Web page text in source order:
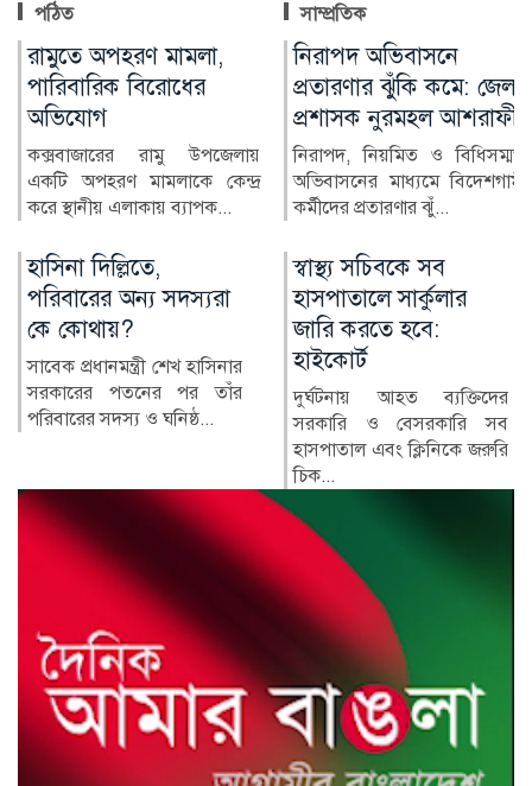
পঠিত সাম্প্রতিক
নিরাপদ অভিবাসনে
প্রতারণার ঝুঁকি কমে: জেলা
প্রশাসক নুরমহল আশরাফী
নিরাপদ, নিয়মিত ও বিধিসম্মত
অভিবাসনের মাধ্যমে বিদেশগামী
কর্মীদের প্রতারণার ঝুঁ...
মুন্সীগঞ্জে সাংবাদিকের
বিরুদ্ধে মামলার প্রতিবাদে
মানববন্ধন
মুন্সীগঞ্জ প্রেসক্লাবের সিনিয়র সহ-
সভাপতি মাহাবুব আলম বাবুর
বিরুদ্ধে দায়ের করা...
স্বাস্থ্য সচিবকে সব
হাসপাতালে সার্কুলার
জারি করতে হবে:
হাইকোর্ট
দুর্ঘটনায় আহত ব্যক্তিদের
সরকারি ও বেসরকারি সব
র‍্যাবের পরিবর্তে নতুন
বাহিনী, কী আছে খসড়া
আইনে?
র‍্যাপিড অ্যাকশন ব্যাটালিয়ন
(র‍্যাব) বিলুপ্ত করে স্পেশাল
রেসপন্স ব্যা...